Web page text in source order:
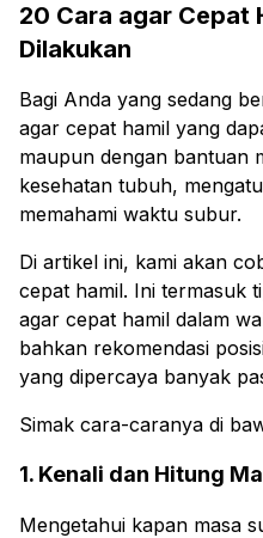
20 Cara agar Cepat
Dilakukan
Bagi Anda yang sedang
agar cepat hamil yang
maupun dengan bantuan
kesehatan tubuh,
memahami waktu subur.
Di artikel ini, kami akan
cepat hamil. Ini termasuk
agar cepat hamil dalam
bahkan rekomendasi
yang dipercaya banyak
Simak cara-caranya di
1. Kenali dan Hitung
Mengetahui kapan masa